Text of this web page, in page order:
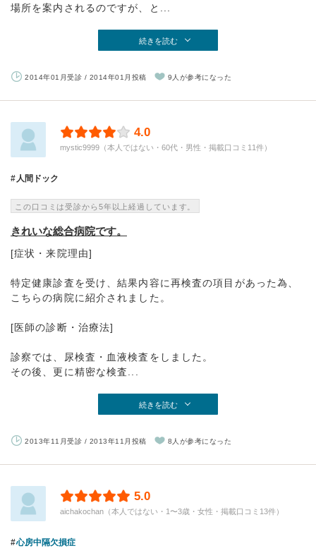
場所を案内されるのですが、と...
続きを読む
2014年01月受診 / 2014年01月投稿 9人が参考になった
4.0
mystic9999（本人ではない・60代・男性・掲載口コミ11件）
人間ドック
この口コミは受診から5年以上経過しています。
きれいな総合病院です。
[症状・来院理由]
特定健康診査を受け、結果内容に再検査の項目があった為、
こちらの病院に紹介されました。
[医師の診断・治療法]
診察では、尿検査・血液検査をしました。
その後、更に精密な検査...
続きを読む
2013年11月受診 / 2013年11月投稿 8人が参考になった
5.0
aichakochan（本人ではない・1〜3歳・女性・掲載口コミ13件）
心房中隔欠損症